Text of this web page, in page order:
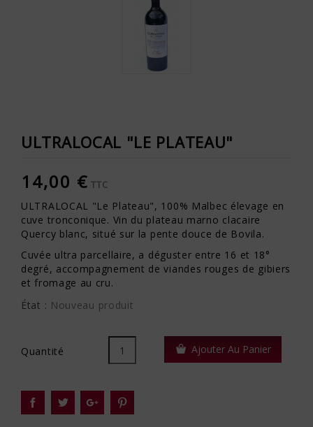
ULTRALOCAL "LE PLATEAU"
14,00 € TTC
ULTRALOCAL "Le Plateau", 100% Malbec élevage en
cuve tronconique. Vin du plateau marno clacaire
Quercy blanc, situé sur la pente douce de Bovila.
Cuvée ultra parcellaire, a déguster entre 16 et 18°
degré, accompagnement de viandes rouges de gibiers
et fromage au cru.
État : Nouveau produit
Quantité Ajouter Au Panier